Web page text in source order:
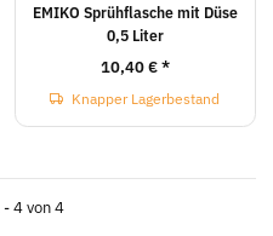
EMIKO Sprühflasche mit Düse
0,5 Liter
10,40 €*
Knapper Lagerbestand
4 von 4